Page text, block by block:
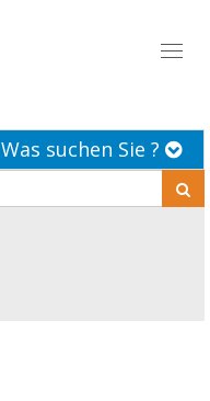
Was suchen Sie ?